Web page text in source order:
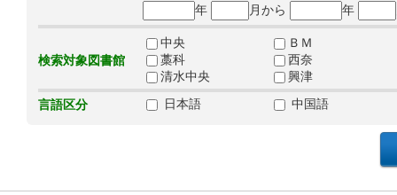
年
月から 年
検索対象図書館
中央
ＢＭ
藁科
西奈
清水中央
興津
言語区分
日本語 中国語